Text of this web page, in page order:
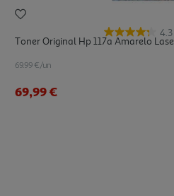
4.3
Toner Original Hp 117a Amarelo
69.99 €/un
69,99 €